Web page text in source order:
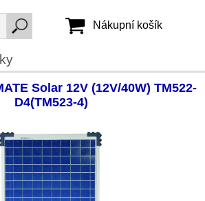
Jméno:
Heslo:
Vytvořit účet
Zapomenuté heslo
Nákupní košík
Solar 12V (12V/40W) TM522-
D4(TM523-4)